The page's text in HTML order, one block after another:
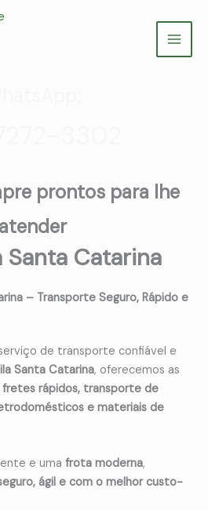
prontos para lhe
atender
Santa Catarina
– Transporte Seguro, Rápido e
de transporte confiável e
Santa Catarina, oferecemos as
fretes rápidos, transporte de
e materiais de
e uma frota moderna,
ágil e com o melhor custo-